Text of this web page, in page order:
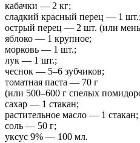
кабачки — 2 кг;
сладкий красный перец — 1 шт.;
острый перец — 2 шт. (или
яблоко — 1 крупное;
морковь — 1 шт.;
лук — 1 шт.;
чеснок — 5–6 зубчиков;
томатная паста — 70 г
(или 500–600 г спелых
сахар — 1 стакан;
растительное масло — 1 стакан;
соль — 50 г;
уксус 9% — 100 мл.